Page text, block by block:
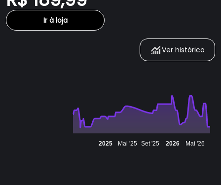
Ir à loja
Ver histórico
2025 Mai '25 Set '25 2026 Mai '26